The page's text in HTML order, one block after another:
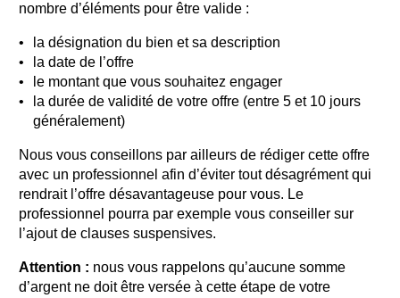
nombre d’éléments pour être valide :
la désignation du bien et sa description
la date de l’offre
le montant que vous souhaitez engager
la durée de validité de votre offre (entre 5 et 10 jours
généralement)
Nous vous conseillons par ailleurs de rédiger cette offre
avec un professionnel afin d’éviter tout désagrément qui
rendrait l’offre désavantageuse pour vous. Le
professionnel pourra par exemple vous conseiller sur
l’ajout de clauses suspensives.
Attention : nous vous rappelons qu’aucune somme
d’argent ne doit être versée à cette étape de votre